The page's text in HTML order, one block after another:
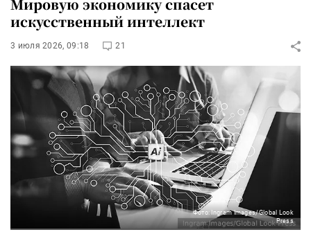
Мировую экономику спасет
искусственный интеллект
3 июля 2026, 09:18 21
Фото: Ingram Images/Global Look
Press